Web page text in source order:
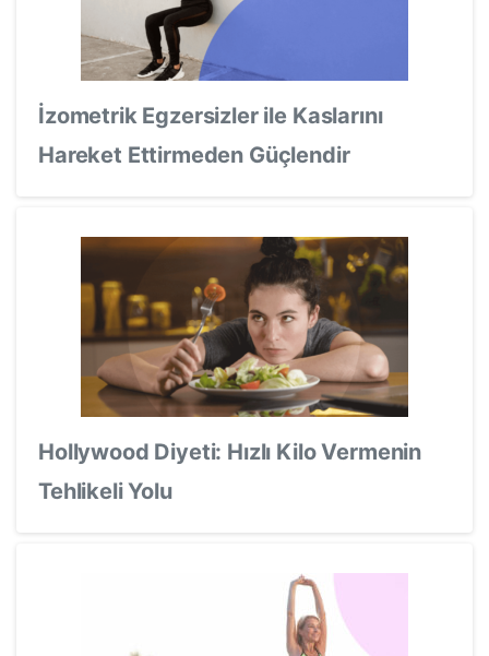
İzometrik Egzersizler ile Kaslarını
Hareket Ettirmeden Güçlendir
Hollywood Diyeti: Hızlı Kilo Vermenin
Tehlikeli Yolu